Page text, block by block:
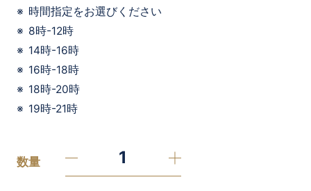
時間指定をお選びください
8時-12時
14時-16時
16時-18時
18時-20時
19時-21時
数量